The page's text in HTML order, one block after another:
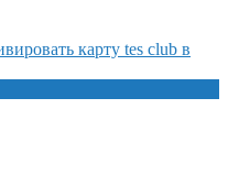
карту tes club в